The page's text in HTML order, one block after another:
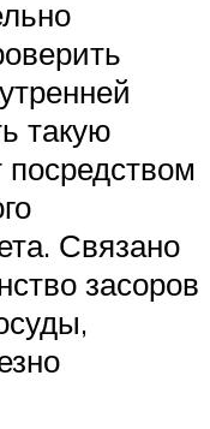
такую
Связано
засоров